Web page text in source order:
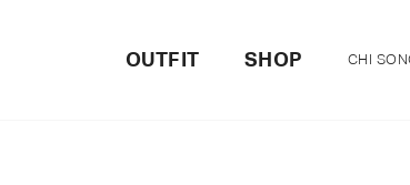
OUTFIT SHOP CHI